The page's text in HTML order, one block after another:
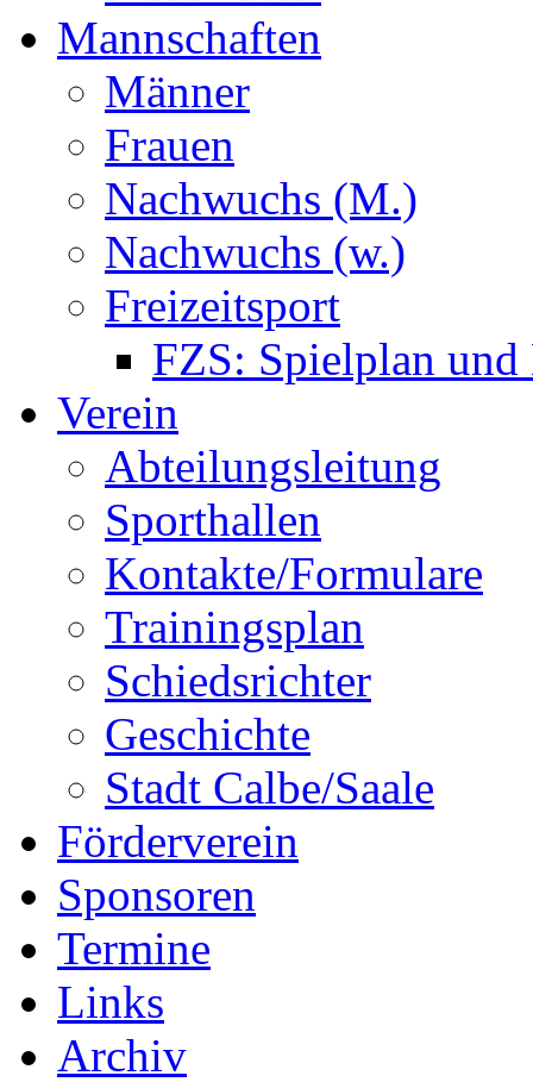
Mannschaften
Männer
Frauen
Nachwuchs (M.)
Nachwuchs (w.)
Freizeitsport
FZS: Spielplan und
Verein
Abteilungsleitung
Sporthallen
Kontakte/Formulare
Trainingsplan
Schiedsrichter
Geschichte
Stadt Calbe/Saale
Förderverein
Sponsoren
Termine
Links
Archiv